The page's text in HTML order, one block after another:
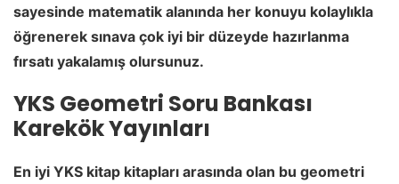
sayesinde matematik alanında her konuyu kolaylıkla
öğrenerek sınava çok iyi bir düzeyde hazırlanma
fırsatı yakalamış olursunuz.
YKS Geometri Soru Bankası
Karekök Yayınları
En iyi YKS kitap kitapları arasında olan bu geometri